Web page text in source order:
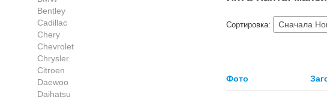
Bentley
Cadillac
Chery
Chevrolet
Chrysler
Citroen
Daewoo
Daihatsu
Сортировка:
Фото